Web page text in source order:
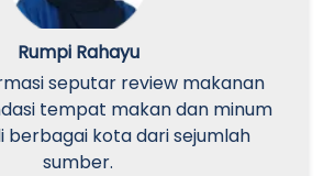
Rumpi Rahayu
seputar review makanan
tempat makan dan minum
berbagai kota dari sejumlah
sumber.